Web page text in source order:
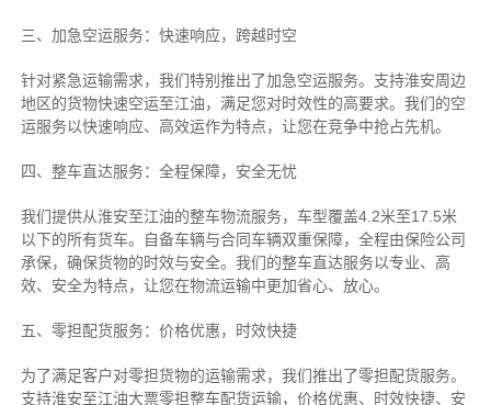
三、加急空运服务：快速响应，跨越时空
针对紧急运输需求，我们特别推出了加急空运服务。支持淮安周边
地区的货物快速空运至江油，满足您对时效性的高要求。我们的空
运服务以快速响应、高效运作为特点，让您在竞争中抢占先机。
四、整车直达服务：全程保障，安全无忧
我们提供从淮安至江油的整车物流服务，车型覆盖4.2米至17.5米
以下的所有货车。自备车辆与合同车辆双重保障，全程由保险公司
承保，确保货物的时效与安全。我们的整车直达服务以专业、高
效、安全为特点，让您在物流运输中更加省心、放心。
五、零担配货服务：价格优惠，时效快捷
为了满足客户对零担货物的运输需求，我们推出了零担配货服务。
支持淮安至江油大票零担整车配货运输，价格优惠、时效快捷、安